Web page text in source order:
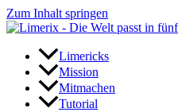
Zum Inhalt springen
Limericks
Mission
Mitmachen
Tutorial